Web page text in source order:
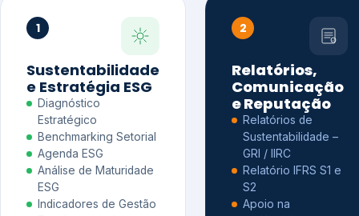
1
Sustentabilidade
e Estratégia ESG
Diagnóstico
Estratégico
Benchmarking Setorial
Agenda ESG
Análise de Maturidade
ESG
Indicadores de Gestão
2
Relatórios,
Comunicação
e Reputação
Relatórios de
Sustentabilidade –
GRI / IIRC
Relatório IFRS S1 e
S2
Apoio na